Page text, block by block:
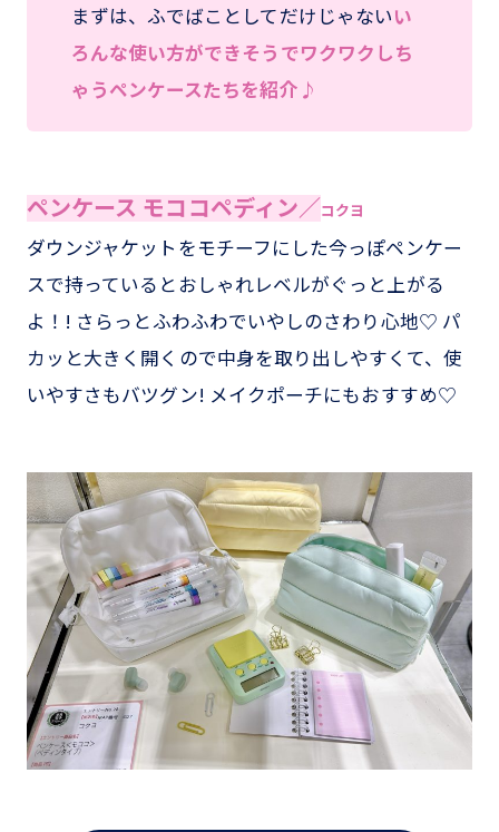
まずは、ふでばことしてだけじゃないい
ろんな使い方ができそうでワクワクしち
ゃうペンケースたちを紹介♪
ペンケース モココペディン／コクヨ
ダウンジャケットをモチーフにした今っぽペンケー
スで持っているとおしゃれレベルがぐっと上がる
よ！! さらっとふわふわでいやしのさわり心地♡ パ
カッと大きく開くので中身を取り出しやすくて、使
いやすさもバツグン! メイクポーチにもおすすめ♡